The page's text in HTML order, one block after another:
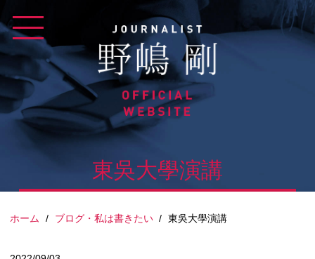
to
content
東吳大學演講
ホーム / ブログ・私は書きたい / 東吳大學演講